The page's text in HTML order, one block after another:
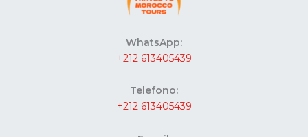
WhatsApp:
+212 613405439
Telefono:
+212 613405439